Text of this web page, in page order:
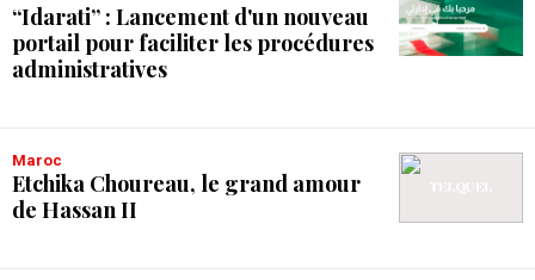
“Idarati” : Lancement d'un nouveau
portail pour faciliter les procédures
administratives
Maroc
Etchika Choureau, le grand amour
de Hassan II